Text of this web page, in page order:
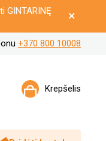
GINTARINĘ
+370 800 10008
Krepšelis